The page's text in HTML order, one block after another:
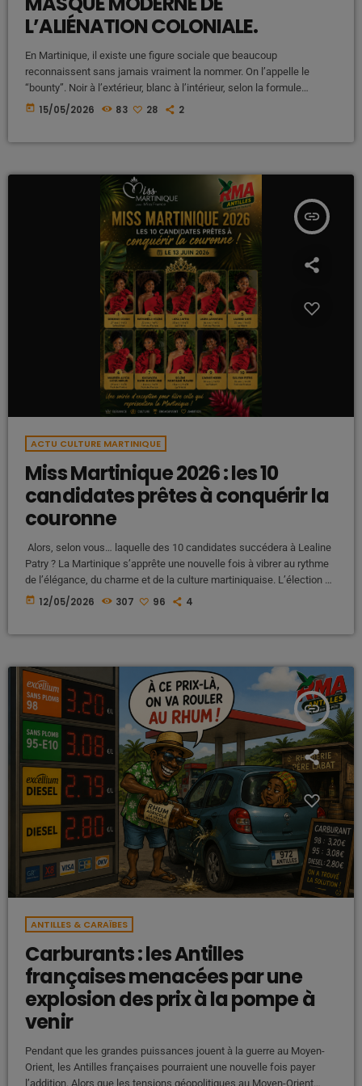
L’ALIÉNATION COLONIALE.
En Martinique, il existe une figure sociale que beaucoup
reconnaissent sans jamais vraiment la nommer. On l’appelle le
“bounty”. Noir à l’extérieur, blanc à l’intérieur, selon la formule
populaire aussi cruelle que révélatrice. Mais derrière le sarcasme, il
today 15/05/2026 83 28 2
insert_link
ACTU CULTURE MARTINIQUE
Miss Martinique 2026 : les 10
candidates prêtes à conquérir la
couronne
Alors, selon vous… laquelle des 10 candidates succédera à Lealine
Patry ? La Martinique s’apprête une nouvelle fois à vibrer au rythme
de l’élégance, du charme et de la culture martiniquaise. L’élection de
Miss Martinique 2026 se tiendra le 13 juin 2026, un rendez-vous très
today 12/05/2026 307 96 4
insert_link
ANTILLES & CARAÏBES
Carburants : les Antilles
françaises menacées par une
explosion des prix à la pompe à
venir
Pendant que les grandes puissances jouent à la guerre au Moyen-
Orient, les Antilles françaises pourraient une nouvelle fois payer
l’addition. Alors que les tensions géopolitiques au Moyen-Orient